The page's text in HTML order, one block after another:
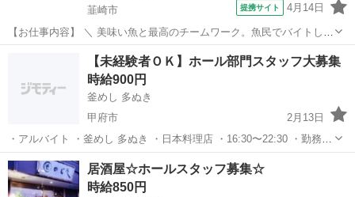
韮崎市
提携サイト 4月14日
【お仕事内容】 ＼ 美味い魚と最高のチームワーク。魚民でバイトしよ
う！ ／ ・魚民で働くってこんな感じ！
―――――――――――――― 「魚民」は、気取らない和の空間でお
いしい料理と時間を楽しめる居酒屋です。 和風を大切に...
居酒屋
【未経験者ＯＫ】ホール部門スタッフ大募集
時給900円
釜めし 多ぬき
甲府市
2月13日
・アルバイト ・釜めし 多ぬき ・日本料理店 ・16:30〜22:30 ・勤務曜
日はシフト制／日、祝休み ・山梨県甲府市中央1-14-8 ・055-235-6311
・時給900円〜...
山梨 甲府市 居酒屋
居酒屋☆ホールスタッフ募集☆
時給850円